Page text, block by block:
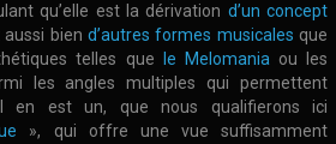
qu’elle est la dérivation d’un concept
bien d’autres formes musicales que
telles que
le Melomania ou les
les angles multiples qui permettent
en est un, que nous qualifierons ici
», qui offre une vue suffisamment